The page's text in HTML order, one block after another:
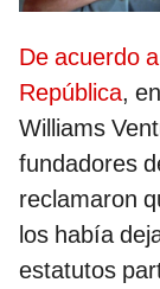
De acuerdo
República,
Williams
fundadores
reclamaron
los había
estatutos